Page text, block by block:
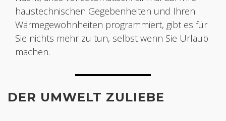
haustechnischen Gegebenheiten und Ihren
Wärmegewohnheiten programmiert, gibt es für
Sie nichts mehr zu tun, selbst wenn Sie Urlaub
machen.
DER UMWELT ZULIEBE